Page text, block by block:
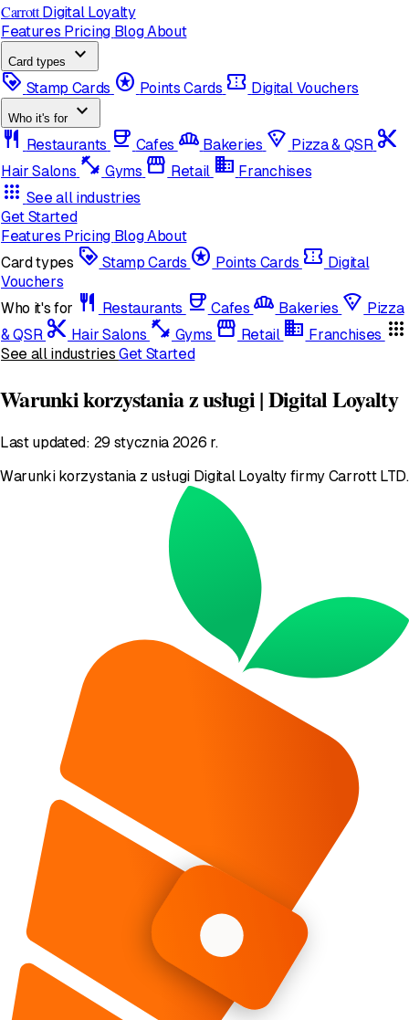
Carrott Digital Loyalty
Features Pricing BlogAbout
Card types
expand_more
loyalty Stamp Cards stars Points Cards confirmation_number Digital Vouchers
Who it's for expand_more
restaurant Restaurants coffee Cafes bakery_dining Bakeries local_pizza Pizza & QSR content_cut
Hair Salons fitness_center Gyms storefront Retail domain Franchises
apps See all industries
Get Started
Features Pricing BlogAbout
Card types loyalty Stamp Cards stars Points Cards confirmation_number Digital
Vouchers
Who it's for restaurant Restaurants coffee Cafes bakery_dining Bakeries local_pizza Pizza
& QSR content_cut Hair Salons fitness_center Gyms storefront Retail domain Franchises apps
See all industries Get Started
Warunki korzystania z usługi | Digital Loyalty
Last updated: 29 stycznia 2026 r.
Warunki korzystania z usługi Digital Loyalty firmy Carrott LTD.